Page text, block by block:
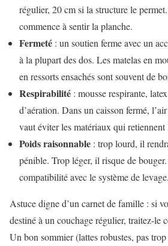
régulier, 20 cm si la structure le
commence à sentir la planche.
Fermeté : un soutien ferme avec un
à la plupart des dos. Les matelas en
en ressorts ensachés sont souvent de
Respirabilité : mousse respirante,
d’aération. Dans un caisson fermé,
vaut éviter les matériaux qui retiennent
Poids raisonnable : trop lourd, il
pénible. Trop léger, il risque de
compatibilité avec le système de levage.
Astuce digne d’un carnet de famille : si
destiné à un couchage régulier, traitez-le
Un bon sommier (lattes robustes, pas trop